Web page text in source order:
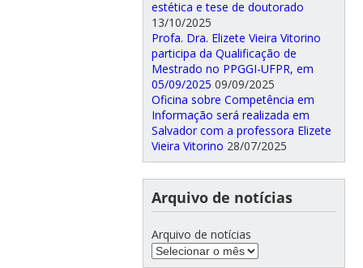
estética e tese de doutorado
13/10/2025
Profa. Dra. Elizete Vieira Vitorino
participa da Qualificação de
Mestrado no PPGGI-UFPR, em
05/09/2025 09/09/2025
Oficina sobre Competência em
Informação será realizada em
Salvador com a professora Elizete
Vieira Vitorino 28/07/2025
Arquivo de notícias
Arquivo de notícias